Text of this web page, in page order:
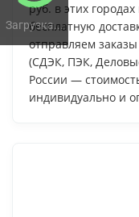
Загрузка...
руб. в этих
бесплатную
отправляем
(СДЭК, ПЭК,
России —
индивидуально и